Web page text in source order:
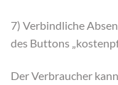
7) Verbindliche
des Buttons
Der Verbraucher